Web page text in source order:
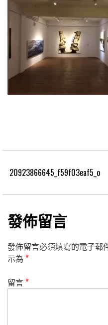
20923866645_f59f03eaf5_o
發佈留言
發佈留言必須填寫的電子郵
示為 *
留言*